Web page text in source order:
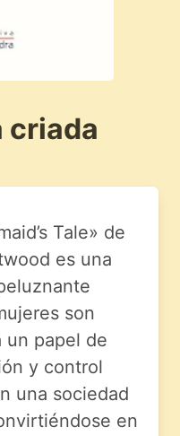
criada
Tale» de
es una
son
un papel de
y control
una sociedad
en